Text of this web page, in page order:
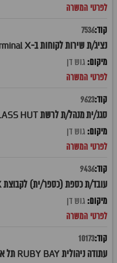
7536
נציג/ת שירות לקוחות ב-Terminal X
גוש דן
9623
סגנ/ית מנהל/ת לרשת SUNGLASS HUT - גבעתיים
גוש דן
9436
עובד/ת כספת (כספר/ית) לקבוצת FOX
גוש דן
10173
עתודה ניהולית RUBY BAY תל אביב